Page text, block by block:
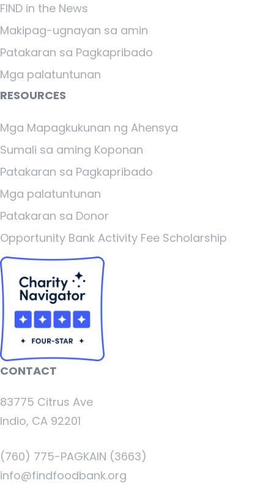
FIND in the News
Makipag-ugnayan sa amin
Patakaran sa Pagkapribado
Mga palatuntunan
RESOURCES
Mga Mapagkukunan ng Ahensya
Sumali sa aming Koponan
Patakaran sa Pagkapribado
Mga palatuntunan
Patakaran sa Donor
Opportunity Bank Activity Fee Scholarship
CONTACT
83775 Citrus Ave
Indio, CA 92201
(760) 775-PAGKAIN (3663)
info@findfoodbank.org